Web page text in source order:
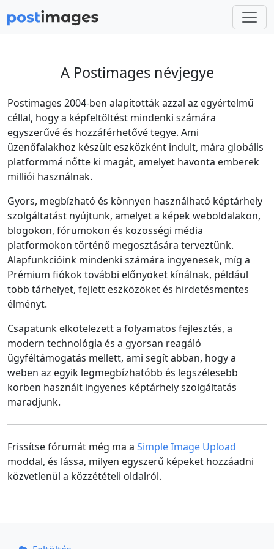
A Postimages névjegye
Postimages 2004-ben alapították azzal az egyértelmű
céllal, hogy a képfeltöltést mindenki számára
egyszerűvé és hozzáférhetővé tegye. Ami
üzenőfalakhoz készült eszközként indult, mára globális
platformmá nőtte ki magát, amelyet havonta emberek
milliói használnak.
Gyors, megbízható és könnyen használható képtárhely
szolgáltatást nyújtunk, amelyet a képek weboldalakon,
blogokon, fórumokon és közösségi média
platformokon történő megosztására terveztünk.
Alapfunkcióink mindenki számára ingyenesek, míg a
Prémium fiókok további előnyöket kínálnak, például
több tárhelyet, fejlett eszközöket és hirdetésmentes
élményt.
Csapatunk elkötelezett a folyamatos fejlesztés, a
modern technológia és a gyorsan reagáló
ügyféltámogatás mellett, ami segít abban, hogy a
weben az egyik legmegbízhatóbb és legszélesebb
körben használt ingyenes képtárhely szolgáltatás
maradjunk.
Frissítse fórumát még ma a Simple Image Upload
moddal, és lássa, milyen egyszerű képeket hozzáadni
közvetlenül a közzétételi oldalról.